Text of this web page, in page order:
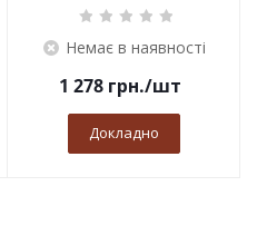
Немає в наявності
1 278 грн./шт
Докладно